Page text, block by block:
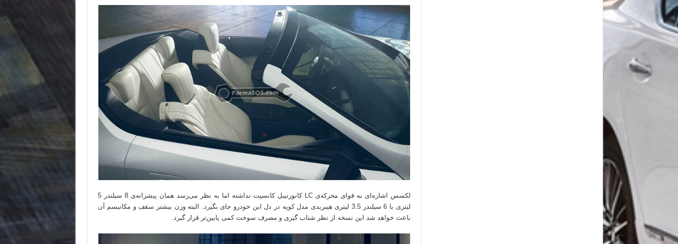
لکسس اشاره‌ای به قوای محرکه‌ی LC کانورتیبل کانسپت نداشته اما به نظر می‌رسد همان پیشرانه‌ی 8 سیلندر 5
لیتری یا 6 سیلندر 3.5 لیتری هیبریدی مدل کوپه در دل این خودرو جای بگیرد. البته وزن بیشتر سقف و مکانیسم آن
باعث خواهد شد این نسخه از نظر شتاب گیری و مصرف سوخت کمی پایین‌تر قرار گیرد.